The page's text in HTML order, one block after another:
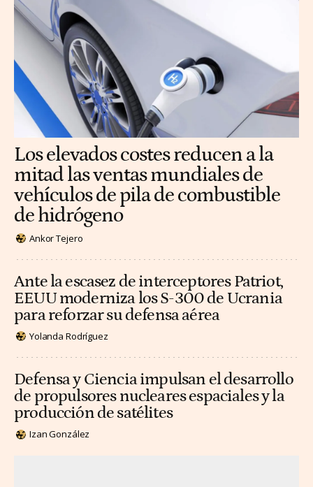
Los elevados costes reducen a la
mitad las ventas mundiales de
vehículos de pila de combustible
de hidrógeno
Ankor Tejero
Ante la escasez de interceptores Patriot,
EEUU moderniza los S-300 de Ucrania
para reforzar su defensa aérea
Yolanda Rodríguez
Defensa y Ciencia impulsan el desarrollo
de propulsores nucleares espaciales y la
producción de satélites
Izan González